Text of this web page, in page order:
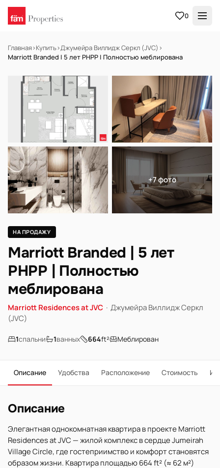
0
Главная›Купить›Джумейра Виллидж Серкл (JVC) ›
Marriott Branded | 5 лет PHPP | Полностью меблирована
НА ПРОДАЖУ Готов к заселению
+7 фото
НА ПРОДАЖУ
Marriott Branded | 5 лет
PHPP | Полностью
меблирована
Marriott Residences at JVC · Джумейра Виллидж Серкл
(JVC)
1спальни 1ванных 664ft² Меблирован
Описание Удобства Расположение Стоимость
Описание
Элегантная однокомнатная квартира в проекте Marriott
Residences at JVC — жилой комплекс в сердце Jumeirah
Village Circle, где гостеприимство и комфорт становятся
образом жизни. Квартира площадью 664 ft² (≈ 62 м²)